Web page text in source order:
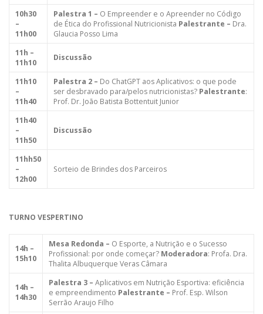
10h30
–
11h00
Palestra 1 – O Empreender e o Apreender no Código
de Ética do Profissional Nutricionista Palestrante – Dra.
Glaucia Posso Lima
11h –
11h10
Discussão
11h10
–
11h40
Palestra 2 – Do ChatGPT aos Aplicativos: o que pode
ser desbravado para/pelos nutricionistas? Palestrante:
Prof. Dr. João Batista Bottentuit Junior
11h40
–
11h50
Discussão
11hh50
–
12h00
Sorteio de Brindes dos Parceiros
TURNO VESPERTINO
14h –
15h10
Mesa Redonda – O Esporte, a Nutrição e o Sucesso
Profissional: por onde começar? Moderadora: Profa. Dra.
Thalita Albuquerque Veras Câmara
14h –
14h30
Palestra 3 – Aplicativos em Nutrição Esportiva: eficiência
e empreendimento Palestrante – Prof. Esp. Wilson
Serrão Araujo Filho